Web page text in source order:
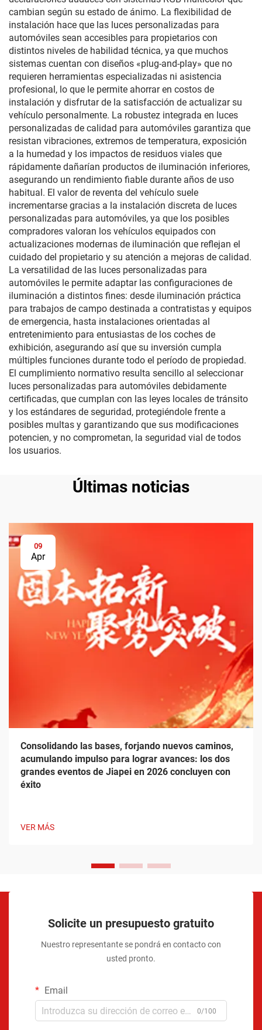
cambian según su estado de ánimo. La flexibilidad de
instalación hace que las luces personalizadas para
automóviles sean accesibles para propietarios con
distintos niveles de habilidad técnica, ya que muchos
sistemas cuentan con diseños «plug-and-play» que no
requieren herramientas especializadas ni asistencia
profesional, lo que le permite ahorrar en costos de
instalación y disfrutar de la satisfacción de actualizar su
vehículo personalmente. La robustez integrada en luces
personalizadas de calidad para automóviles garantiza que
resistan vibraciones, extremos de temperatura, exposición
a la humedad y los impactos de residuos viales que
rápidamente dañarían productos de iluminación inferiores,
asegurando un rendimiento fiable durante años de uso
habitual. El valor de reventa del vehículo suele
incrementarse gracias a la instalación discreta de luces
personalizadas para automóviles, ya que los posibles
compradores valoran los vehículos equipados con
actualizaciones modernas de iluminación que reflejan el
cuidado del propietario y su atención a mejoras de calidad.
La versatilidad de las luces personalizadas para
automóviles le permite adaptar las configuraciones de
iluminación a distintos fines: desde iluminación práctica
para trabajos de campo destinada a contratistas y equipos
de emergencia, hasta instalaciones orientadas al
entretenimiento para entusiastas de los coches de
exhibición, asegurando así que su inversión cumpla
múltiples funciones durante todo el período de propiedad.
El cumplimiento normativo resulta sencillo al seleccionar
luces personalizadas para automóviles debidamente
certificadas, que cumplan con las leyes locales de tránsito
y los estándares de seguridad, protegiéndole frente a
posibles multas y garantizando que sus modificaciones
potencien, y no comprometan, la seguridad vial de todos
los usuarios.
Últimas noticias
09
Apr
Consolidando las bases, forjando nuevos caminos,
acumulando impulso para lograr avances: los dos
grandes eventos de Jiapei en 2026 concluyen con
éxito
VER MÁS
Solicite un presupuesto gratuito
Nuestro representante se pondrá en contacto con
usted pronto.
Email
0/100